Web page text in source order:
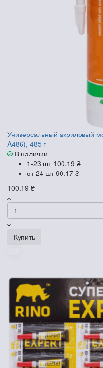
Универсальный акриловый
A486), 485 г
В наличии
1-23 шт 100.19 ₴
от 24 шт90.17 ₴
100.19 ₴
Купить